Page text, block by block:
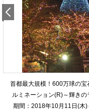
首都最大規模！600万球の
ルミネーション(R)～輝き
期間：2018年10月11日(木